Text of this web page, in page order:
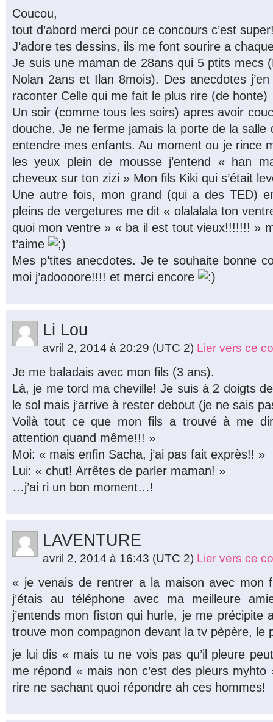
Coucou,
tout d’abord merci pour ce concours c’est
J’adore tes dessins, ils me font sourire a
Je suis une maman de 28ans qui 5 ptits mecs
Nolan 2ans et Ilan 8mois). Des anecdotes
raconter Celle qui me fait le plus rire (de honte)
Un soir (comme tous les soirs) apres avoir
douche. Je ne ferme jamais la porte de la salle
entendre mes enfants. Au moment ou je rince
les yeux plein de mousse j’entend « han
cheveux sur ton zizi » Mon fils Kiki qui s’était
Une autre fois, mon grand (qui a des TED)
pleins de vergetures me dit « olalalala ton
quoi mon ventre » « ba il est tout vieux!!!!!!! »
t’aime
Mes p’tites anecdotes. Je te souhaite bonne
moi j’adoooore!!!! et merci encore
Li Lou
avril 2, 2014 à 20:29 (UTC 2) Lier vers ce
Je me baladais avec mon fils (3 ans).
Là, je me tord ma cheville! Je suis à 2 doigts
le sol mais j’arrive à rester debout (je ne sais
Voilà tout ce que mon fils a trouvé à me
attention quand même!!! »
Moi: « mais enfin Sacha, j’ai pas fait exprès!! »
Lui: « chut! Arrêtes de parler maman! »
…j’ai ri un bon moment…!
LAVENTURE
avril 2, 2014 à 16:43 (UTC 2) Lier vers ce
« je venais de rentrer a la maison avec mon
j’étais au téléphone avec ma meilleure
j’entends mon fiston qui hurle, je me précipite
trouve mon compagnon devant la tv pèpère, le
je lui dis « mais tu ne vois pas qu’il pleure
me répond « mais non c’est des pleurs myhto
rire ne sachant quoi répondre ah ces hommes!